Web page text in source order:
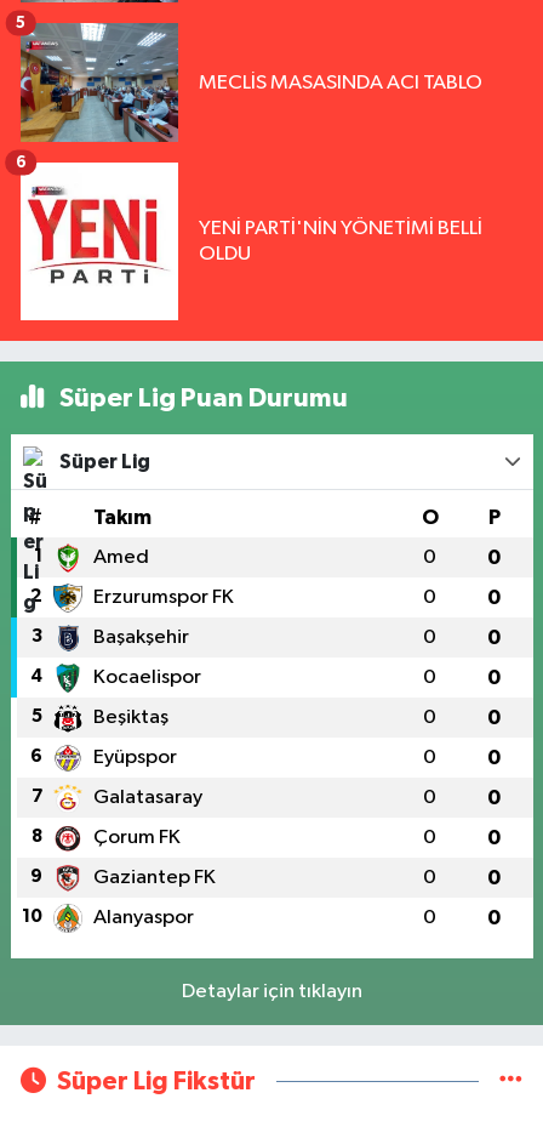
MECLİS MASASINDA ACI TABLO
5
YENİ PARTİ'NİN YÖNETİMİ BELLİ
OLDU
6
Süper Lig Puan Durumu
Süper Lig
# Takım O P
1 Amed 0 0
2 Erzurumspor FK 0 0
3 Başakşehir 0 0
4 Kocaelispor 0 0
5 Beşiktaş 0 0
6 Eyüpspor 0 0
7 Galatasaray 0 0
8 Çorum FK 0 0
9 Gaziantep FK 0 0
10 Alanyaspor 0 0
Detaylar için tıklayın
Süper Lig Fikstür